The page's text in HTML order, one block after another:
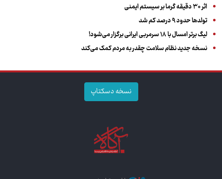
اثر ۳۰ دقیقه گرما بر سیستم ایمنی
تولدها حدود ۹ درصد کم شد
لیگ برتر امسال با ۱۸ سرمربی ایرانی برگزار می‌شود!
نسخه جدید نظام سلامت چقدر به مردم کمک می‌کند
نسخه دسکتاپ